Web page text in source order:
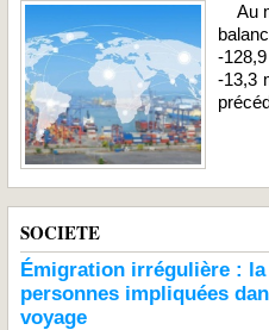
Au
-
-13,3
SOCIETE
Émigration irrégulière :
personnes impliquées
voyage